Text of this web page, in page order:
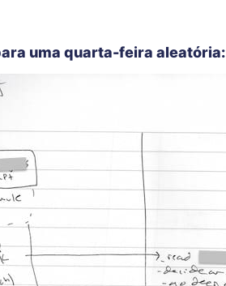
uma quarta-feira aleatória: